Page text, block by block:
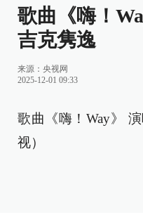
歌曲《嗨！
吉克隽逸
来源： 央视网
2025-12-01 09:33
歌曲《嗨！Way》
视）